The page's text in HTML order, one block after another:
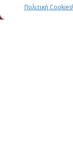
Πολιτική Cookies